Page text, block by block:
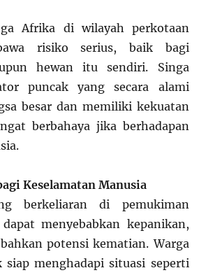
Afrika di wilayah perkotaan
risiko serius, baik bagi
hewan itu sendiri. Singa
puncak yang secara alami
besar dan memiliki kekuatan
berbahaya jika berhadapan
Keselamatan Manusia
berkeliaran di pemukiman
menyebabkan kepanikan,
potensi kematian. Warga
siap menghadapi situasi seperti